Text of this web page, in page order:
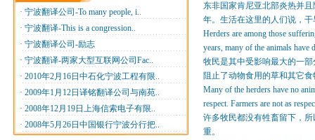
· 宁波翻译公司-To many people, i..
· 宁波翻译-This is a congression..
· 宁波翻译公司-励志
· 宁波翻译-两家大型互联网公司Fac..
· 2010年2月16日中石化宁波工程有限..
· 2009年1月12日译铭翻译公司与南苑..
· 2008年12月19日上海信索电子有限..
· 2008年5月26日中国银行宁波分行把..
东非国家肯尼亚北部炎热并
年。生活在这里的人们说，
Herders are among those
years, many of the animals have
牧民是其中受影响最大的一
阻止了动物食用的草和其它
Many of the herders have no
respect. Farmers are not as
许多牧民都没有牲畜留下，
重。